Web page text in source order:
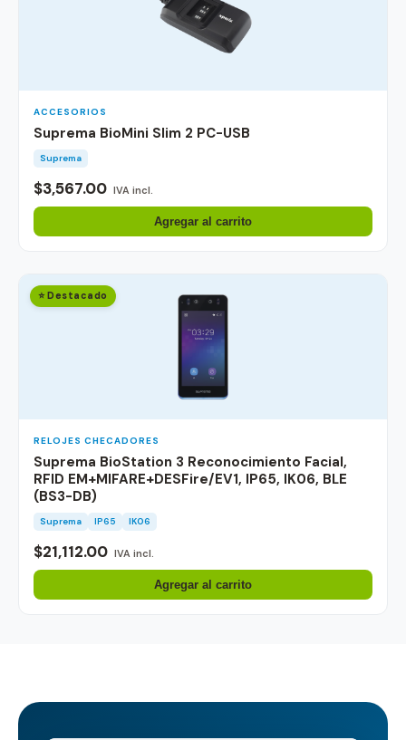
ACCESORIOS
Suprema BioMini Slim 2 PC-USB
Suprema
$3,567.00 IVA incl.
Agregar al carrito
⭐ Destacado
RELOJES CHECADORES
Suprema BioStation 3 Reconocimiento Facial,
RFID EM+MIFARE+DESFire/EV1, IP65, IK06, BLE
(BS3-DB)
Suprema IP65 IK06
$21,112.00 IVA incl.
Agregar al carrito